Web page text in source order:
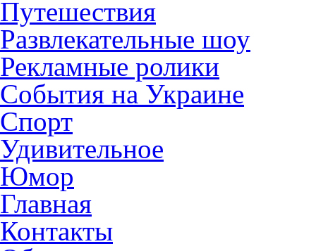
Путешествия
Развлекательные шоу
Рекламные ролики
События на Украине
Спорт
Удивительное
Юмор
Главная
Контакты